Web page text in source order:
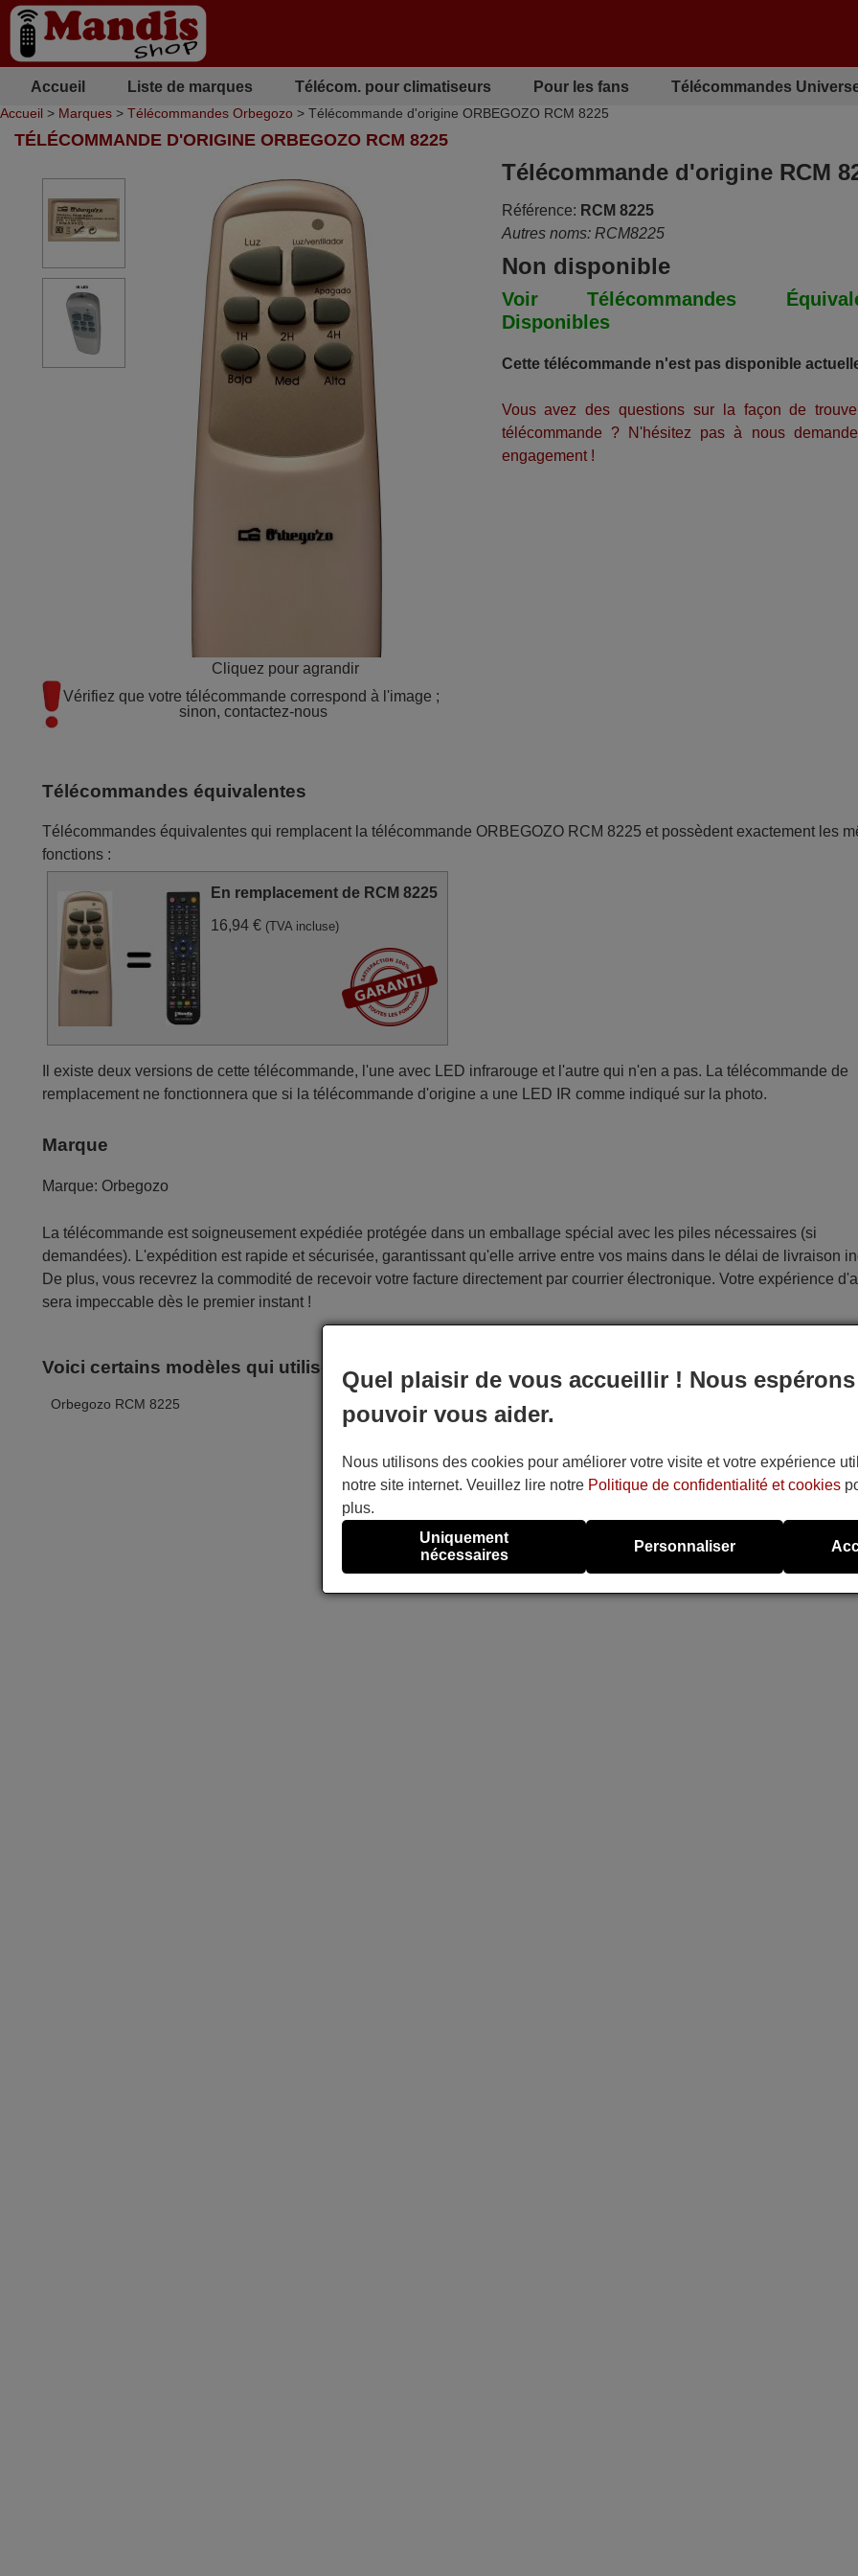
Accueil Liste de marques Télécom. pour climatiseurs Pour les fans Télécommandes
Accueil > Marques > Télécommandes Orbegozo > Télécommande d'origine ORBEGOZO RCM 8225
TÉLÉCOMMANDE D'ORIGINE ORBEGOZO RCM 8225
Cliquez pour agrandir
Vérifiez que votre télécommande correspond à l'image ;
sinon, contactez-nous
Télécommande d'origine RCM
Référence: RCM 8225
Autres noms: RCM8225
Non disponible
Voir Télécommandes
Disponibles
Cette télécommande n'est pas disponible
Vous avez des questions sur la façon de
télécommande ? N'hésitez pas à nous
engagement !
Télécommandes équivalentes
Télécommandes équivalentes qui remplacent la télécommande ORBEGOZO RCM 8225 et possèdent exactement les
fonctions :
En remplacement de RCM 8225
16,94 € (TVA incluse)
Il existe deux versions de cette télécommande, l'une avec LED infrarouge et l'autre qui n'en a pas. La télécommande de
remplacement ne fonctionnera que si la télécommande d'origine a une LED IR comme indiqué sur la photo.
Marque
Marque: Orbegozo
La télécommande est soigneusement expédiée protégée dans un emballage spécial avec les piles nécessaires (si
demandées). L'expédition est rapide et sécurisée, garantissant qu'elle arrive entre vos mains dans le délai de livraison
De plus, vous recevrez la commodité de recevoir votre facture directement par courrier électronique. Votre expérience
sera impeccable dès le premier instant !
Voici certains modèles qui utilisent cette télécommande
Orbegozo RCM 8225
Quel plaisir de vous accueillir ! Nous espérons
pouvoir vous aider.
Nous utilisons des cookies pour améliorer votre visite et votre expérience
notre site internet. Veuillez lire notre Politique de confidentialité et cookies
plus.
Uniquement
nécessaires
Personnaliser